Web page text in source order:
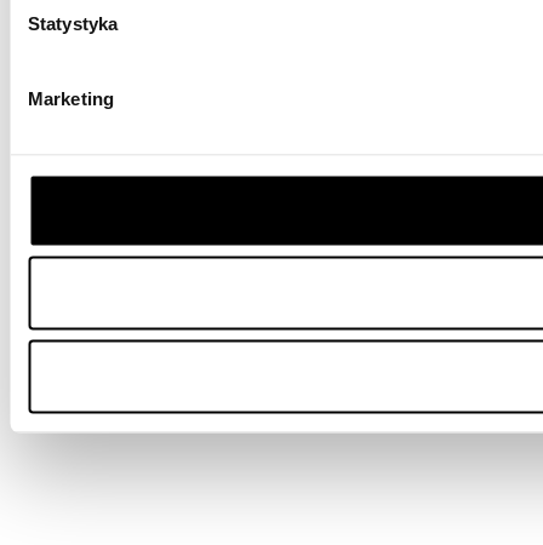
Statystyka
Marketing